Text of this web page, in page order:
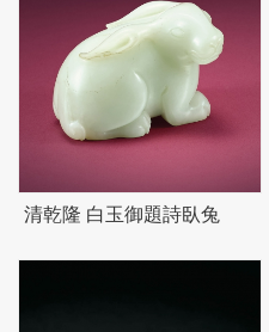
清乾隆 白玉御題詩臥兔